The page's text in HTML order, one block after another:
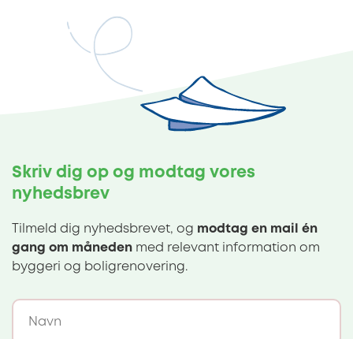
Skriv dig op og modtag vores
nyhedsbrev
Tilmeld dig nyhedsbrevet, og modtag en mail én
gang om måneden med relevant information om
byggeri og boligrenovering.